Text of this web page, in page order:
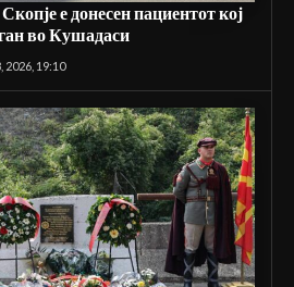
е донесен пациентот кој
во Кушадаси
2026, 19:10